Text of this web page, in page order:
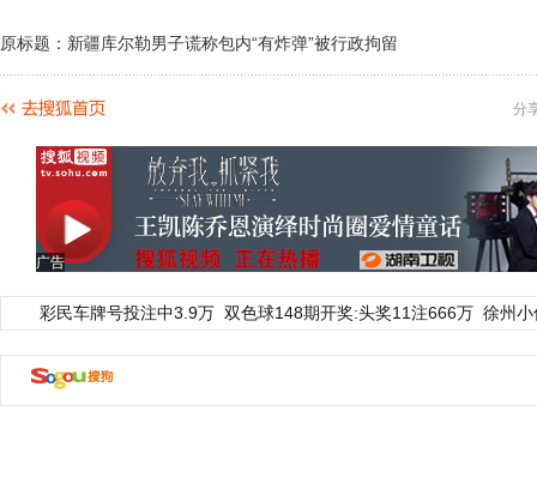
原标题：新疆库尔勒男子谎称包内“有炸弹”被行政拘留
分
广告
彩民车牌号投注中3.9万 双色球148期开奖:头奖11注666万 徐州